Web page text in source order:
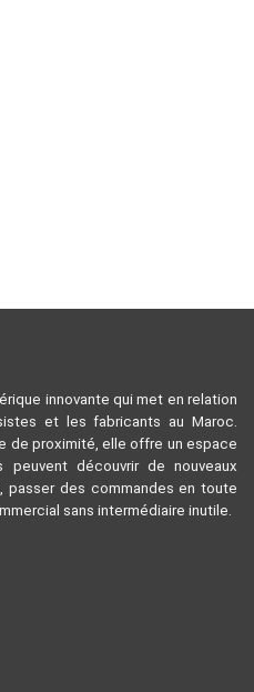
innovante qui met en relation
et les fabricants au Maroc.
de proximité, elle offre un espace
découvrir de nouveaux
passer des commandes en toute
sans intermédiaire inutile.